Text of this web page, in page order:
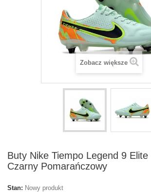
Zobacz większe
Buty Nike Tiempo Legend 9
Czarny Pomarańczowy
Stan: Nowy produkt